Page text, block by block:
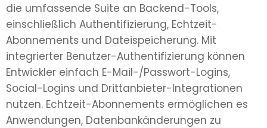
die umfassende Suite an Backend-Tools,
einschließlich Authentifizierung, Echtzeit-
Abonnements und Dateispeicherung. Mit
integrierter Benutzer-Authentifizierung können
Entwickler einfach E-Mail-/Passwort-Logins,
Social-Logins und Drittanbieter-Integrationen
nutzen. Echtzeit-Abonnements ermöglichen es
Anwendungen, Datenbankänderungen zu